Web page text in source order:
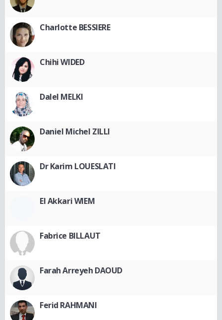
Charlotte BESSIERE
Chihi WIDED
Dalel MELKI
Daniel Michel ZILLI
Dr Karim LOUESLATI
El Akkari WIEM
Fabrice BILLAUT
Farah Arreyeh DAOUD
Ferid RAHMANI